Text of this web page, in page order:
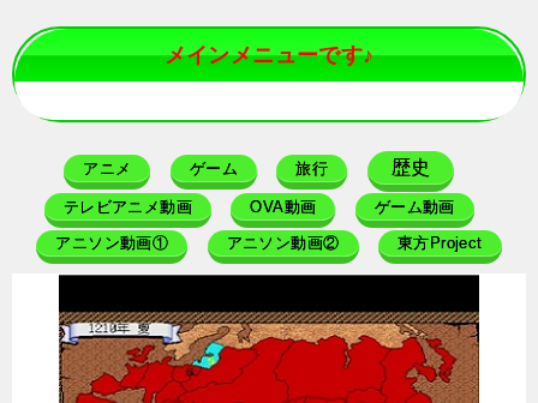
メインメニューです♪
アニメ ゲーム 旅行 歴史
テレビアニメ動画 OVA動画 ゲーム動画
アニソン動画① アニソン動画② 東方Project